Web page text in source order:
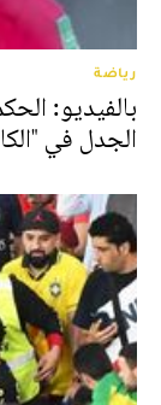
رياضة
بالفيديو:
الجدل في